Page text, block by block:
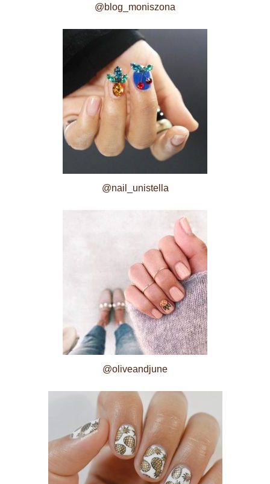
@blog_moniszona
@nail_unistella
@oliveandjune